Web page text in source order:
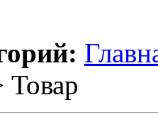
Товар